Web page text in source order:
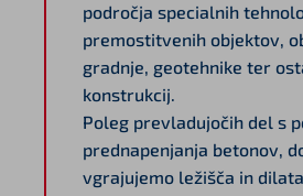
področja specialnih
premostitvenih objektov,
gradnje, geotehnike ter
konstrukcij.
Poleg prevladujočih del s
prednapenjanja betonov,
vgrajujemo ležišča in